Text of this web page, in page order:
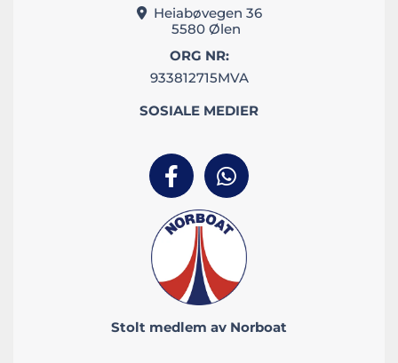
Heiabøvegen 36
5580 Ølen
ORG NR:
933812715MVA
SOSIALE MEDIER
Stolt medlem av Norboat